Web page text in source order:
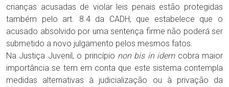
crianças acusadas de violar leis penais estão protegidas
também pelo art. 8.4 da CADH, que estabelece que o
acusado absolvido por uma sentença firme não poderá ser
submetido a novo julgamento pelos mesmos fatos.
Na Justiça Juvenil, o princípio non bis in idemcobra maior
importância se tem em conta que este sistema contempla
medidas alternativas à judicialização ou à privação da